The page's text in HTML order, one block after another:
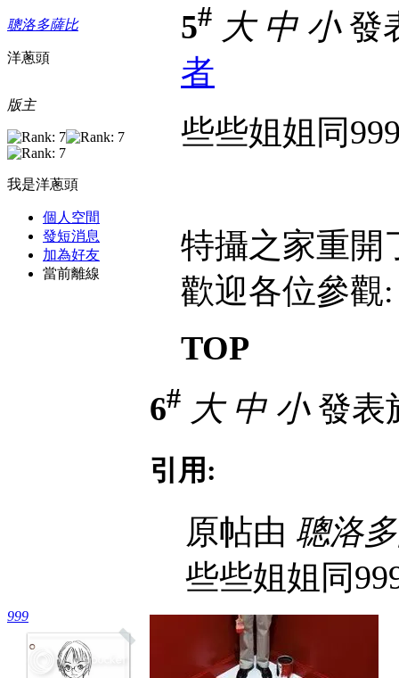
聰洛多薩比
洋蔥頭
版主
我是洋蔥頭
個人空間
發短消息
加為好友
當前離線
5# 大 中 小發
者
些些姐姐同
特攝之家重開
歡迎各位參
TOP
999
6# 大 中 小發表
引用:
原帖由 聰洛
些些姐姐同